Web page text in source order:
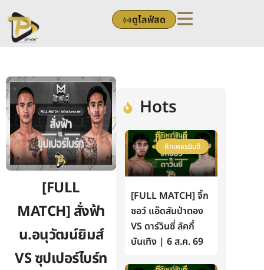
to
content
ดูไลฟ์สด
[FULL
MATCH] สั่งฟ้า
น.อนุวัฒน์ยิมส์
VS ซุปเปอร์ไบร์ท
Hots
ศึกเพชรยินดี
[FULL MATCH] จิ๊ก
ซอว์ แอ๊ดสันป่าตอง
VS ดาร์วินซี่ ลัคกี้
บันเทิง | 6 ส.ค. 69